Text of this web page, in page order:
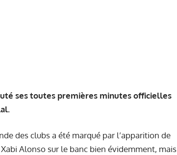
ses toutes premières minutes officielles
des clubs a été marqué par l’apparition de
Alonso sur le banc bien évidemment, mais